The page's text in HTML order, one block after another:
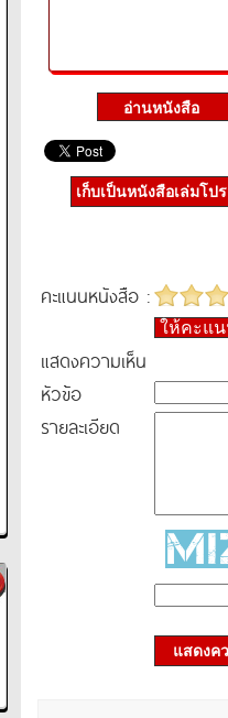
เก็บเป็นหนังสือเล่มโป
คะแนนหนังสือ :
ให้คะแ
แสดงความเห็น
หัวข้อ
รายละเอียด
แสดงค